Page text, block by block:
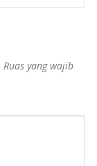
Ruas yang wajib